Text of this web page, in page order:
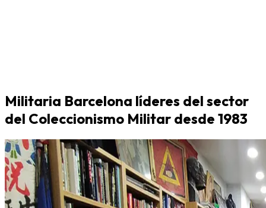
Militaria Barcelona líderes del sector
del Coleccionismo Militar desde 1983